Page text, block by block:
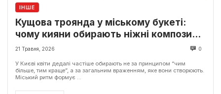
ІНШЕ
Кущова троянда у міському букеті:
чому кияни обирають ніжні композиції
замість класики
21 Травня, 2026 0
У Києві квіти дедалі частіше обирають не за принципом “чим
більше, тим краще”, а за загальним враженням, яке вони створюють.
Міський ритм формує ...